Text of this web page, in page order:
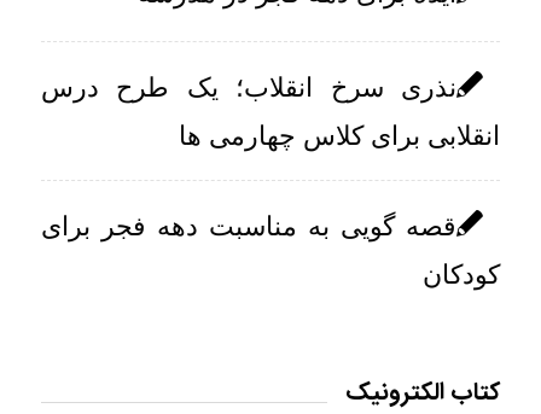
نذری سرخ انقلاب؛ یک طرح درس
انقلابی برای کلاس چهارمی ها
قصه گویی به مناسبت دهه فجر برای
کودکان
کتاب الکترونیک